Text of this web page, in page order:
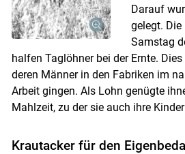
Darauf
gelegt.
Samstag
halfen Taglöhner bei der Ernte.
deren Männer in den Fabriken im
Arbeit gingen. Als Lohn genügte
Mahlzeit, zu der sie auch ihre
Krautacker für den